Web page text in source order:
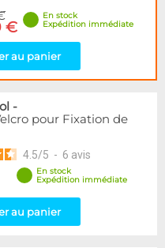
1
1
€
En stock
Expédition immédiate
au panier
-
pour Fixation de
4.5/5 - 6 avis
En stock
Expédition immédiate
au panier